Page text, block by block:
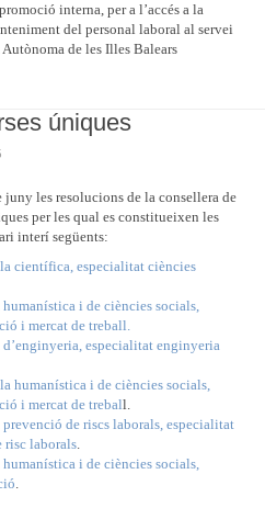
interna, per a l’accés a la
del personal laboral al servei
de les Illes Balears
úniques
les resolucions de la consellera de
per les qual es constitueixen les
interí següents:
científica, especialitat ciències
i de ciències socials,
i mercat de treball.
especialitat enginyeria
humanística i de ciències socials,
i mercat de treball.
de riscs laborals, especialitat
risc laborals.
i de ciències socials,
.